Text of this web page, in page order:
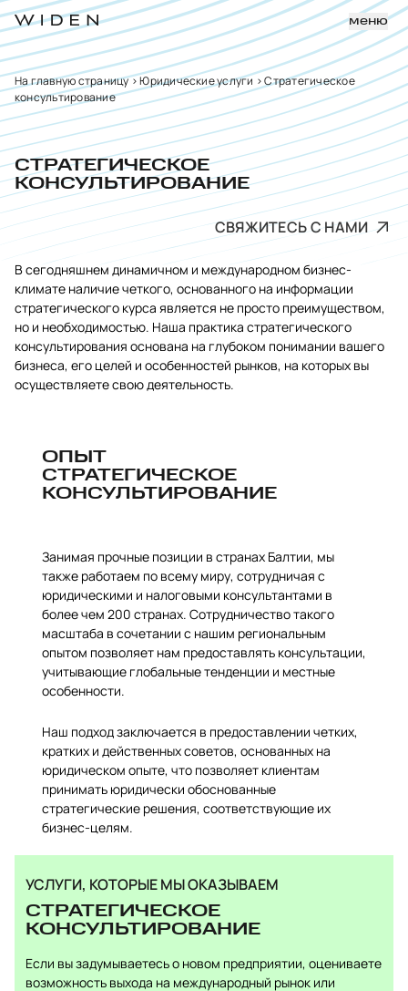
меню
На главную страницу>Юридические услуги >Стратегическое
консультирование
СТРАТЕГИЧЕСКОЕ
КОНСУЛЬТИРОВАНИЕ
СВЯЖИТЕСЬ С НАМИ
В сегодняшнем динамичном и международном бизнес-
климате наличие четкого, основанного на информации
стратегического курса является не просто преимуществом,
но и необходимостью. Наша практика стратегического
консультирования основана на глубоком понимании вашего
бизнеса, его целей и особенностей рынков, на которых вы
осуществляете свою деятельность.
ОПЫТ
СТРАТЕГИЧЕСКОЕ
КОНСУЛЬТИРОВАНИЕ
Занимая прочные позиции в странах Балтии, мы
также работаем по всему миру, сотрудничая с
юридическими и налоговыми консультантами в
более чем 200 странах. Сотрудничество такого
масштаба в сочетании с нашим региональным
опытом позволяет нам предоставлять консультации,
учитывающие глобальные тенденции и местные
особенности.
Наш подход заключается в предоставлении четких,
кратких и действенных советов, основанных на
юридическом опыте, что позволяет клиентам
принимать юридически обоснованные
стратегические решения, соответствующие их
бизнес-целям.
УСЛУГИ, КОТОРЫЕ МЫ ОКАЗЫВАЕМ
СТРАТЕГИЧЕСКОЕ
КОНСУЛЬТИРОВАНИЕ
Если вы задумываетесь о новом предприятии, оцениваете
возможность выхода на международный рынок или